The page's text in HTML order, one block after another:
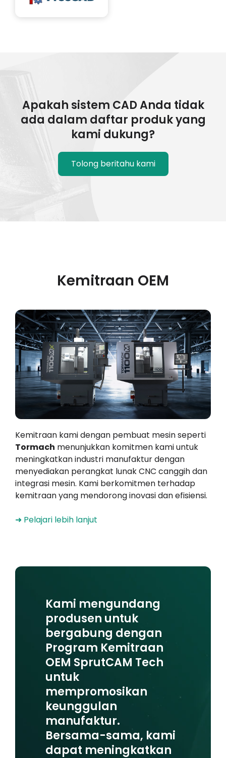
Apakah sistem CAD Anda tidak
ada dalam daftar produk yang
kami dukung?
Tolong beritahu kami
Kemitraan OEM
Kemitraan kami dengan pembuat mesin seperti
Tormach menunjukkan komitmen kami untuk
meningkatkan industri manufaktur dengan
menyediakan perangkat lunak CNC canggih dan
integrasi mesin. Kami berkomitmen terhadap
kemitraan yang mendorong inovasi dan efisiensi.
➜ Pelajari lebih lanjut
Kami mengundang
produsen untuk
bergabung dengan
Program Kemitraan
OEM SprutCAM Tech
untuk
mempromosikan
keunggulan
manufaktur.
Bersama-sama, kami
dapat meningkatkan